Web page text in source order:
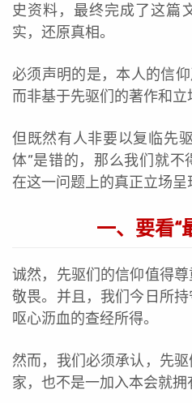
史资料，最终完成了这篇
实，还原真相。
必须声明的是，本人的信仰
而非基于先驱们的著作和立
但既然有人非要以复临先
体”是错的，那么我们就不
在这一问题上的真正立场呈
一、要看“
诚然，先驱们的信仰值得
敬畏。并且，我们今日所
呕心沥血的查经所得。
然而，我们必须承认，先
家，也不是一加入本会就拥